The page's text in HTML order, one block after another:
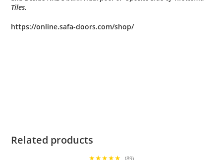
Tiles.
https://online.safa-doors.com/shop/
Related products
★★★★★ (89)